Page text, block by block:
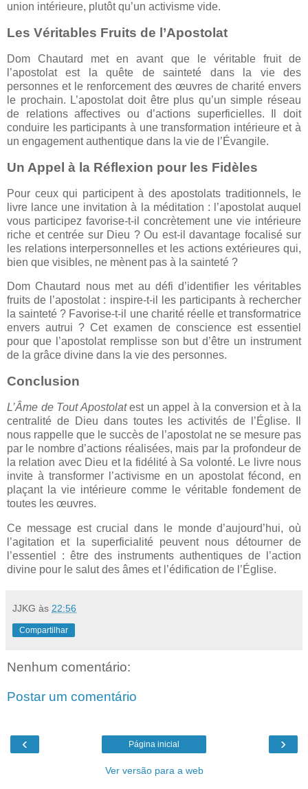
union intérieure, plutôt qu’un activisme vide.
Les Véritables Fruits de l’Apostolat
Dom Chautard met en avant que le véritable fruit de
l’apostolat est la quête de sainteté dans la vie des
personnes et le renforcement des œuvres de charité envers
le prochain. L’apostolat doit être plus qu’un simple réseau
de relations affectives ou d’actions superficielles. Il doit
conduire les participants à une transformation intérieure et à
un engagement authentique dans la vie de l’Évangile.
Un Appel à la Réflexion pour les Fidèles
Pour ceux qui participent à des apostolats traditionnels, le
livre lance une invitation à la méditation : l’apostolat auquel
vous participez favorise-t-il concrètement une vie intérieure
riche et centrée sur Dieu ? Ou est-il davantage focalisé sur
les relations interpersonnelles et les actions extérieures qui,
bien que visibles, ne mènent pas à la sainteté ?
Dom Chautard nous met au défi d’identifier les véritables
fruits de l’apostolat : inspire-t-il les participants à rechercher
la sainteté ? Favorise-t-il une charité réelle et transformatrice
envers autrui ? Cet examen de conscience est essentiel
pour que l’apostolat remplisse son but d’être un instrument
de la grâce divine dans la vie des personnes.
Conclusion
L’Âme de Tout Apostolatest un appel à la conversion et à la
centralité de Dieu dans toutes les activités de l’Église. Il
nous rappelle que le succès de l’apostolat ne se mesure pas
par le nombre d’actions réalisées, mais par la profondeur de
la relation avec Dieu et la fidélité à Sa volonté. Le livre nous
invite à transformer l’activisme en un apostolat fécond, en
plaçant la vie intérieure comme le véritable fondement de
toutes les œuvres.
Ce message est crucial dans le monde d’aujourd’hui, où
l’agitation et la superficialité peuvent nous détourner de
l’essentiel : être des instruments authentiques de l’action
divine pour le salut des âmes et l’édification de l’Église.
JJKG às 22:56
Compartilhar
Nenhum comentário:
Postar um comentário
‹ ›
Página inicial
Ver versão para a web